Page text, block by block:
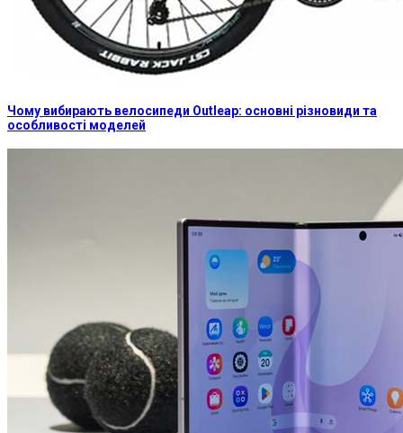
Чому вибирають велосипеди Outleap: основні різновиди та
особливості моделей